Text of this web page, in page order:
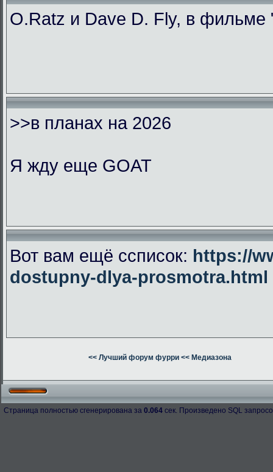
O.Ratz и Dave D. Fly, в
>>в планах на 2026
Я жду еще GOAT
Вот вам ещё ссписок: https://
dostupny-dlya-prosmotra.html
<< Лучший форум фурри << Медиазона
Страница полностью сгенерирована за 0.064 сек. Произведено SQL